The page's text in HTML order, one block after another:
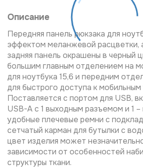
Описание
Передняя панель рюкзака для
эффектом меланжевой расцветки,
задняя панель окрашены в черный
большим главным отделением на
для ноутбука 15,6 и передним
для быстрого доступа к
Поставляется с портом для USB,
USB-A с 1 выходным разъемом и 1
удобные плечевые ремни с
сетчатый карман для бутылки с
цвет изделия может
зависимости от особенностей
структуры ткани.